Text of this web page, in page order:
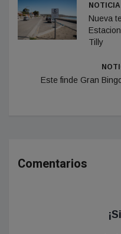
Nueva
Tilly
Este finde Gran
Comentarios